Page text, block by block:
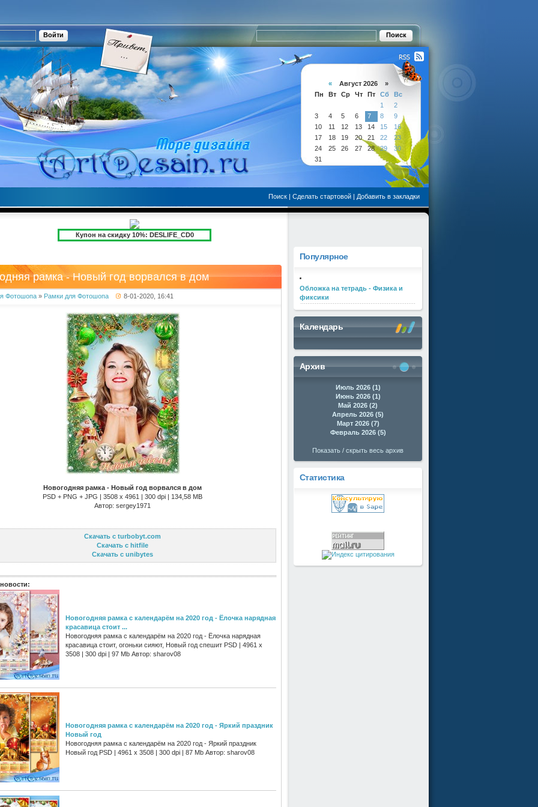
« Август 2026 »
Пн
Вт Ср Чт Пт Сб
Вс
1
2
3
4 5 6 7 8
9
10
11 12 13 14 15
16
17
18 19 20 21 22
23
24
25 26 27 28 29
30
31
Поиск | Сделать стартовой | Добавить в закладки
Купон на скидку 10%: DESLIFE_CD0
рамка - Новый год ворвался в дом
Фотошопа » Рамки для Фотошопа 8-01-2020, 16:41
Новогодняя рамка - Новый год ворвался в дом
PSD + PNG + JPG | 3508 x 4961 | 300 dpi | 134,58 MB
Автор: sergey1971
Скачать с turbobyt.com
Скачать с hitfile
Скачать с unibytes
Новогодняя рамка с календарём на 2020 год - Ёлочка нарядная
красавица стоит ...
Новогодняя рамка с календарём на 2020 год - Ёлочка нарядная
красавица стоит, огоньки сияют, Новый год спешит PSD | 4961 х
3508 | 300 dpi | 97 Mb Автор: sharov08
Новогодняя рамка с календарём на 2020 год - Яркий праздник
Новый год
Новогодняя рамка с календарём на 2020 год - Яркий праздник
Новый год PSD | 4961 х 3508 | 300 dpi | 87 Mb Автор: sharov08
Популярное
Обложка на тетрадь - Физика и
фиксики
Календарь
Архив
Июль 2026 (1)
Июнь 2026 (1)
Май 2026 (2)
Апрель 2026 (5)
Март 2026 (7)
Февраль 2026 (5)
Показать / скрыть весь архив
Статистика